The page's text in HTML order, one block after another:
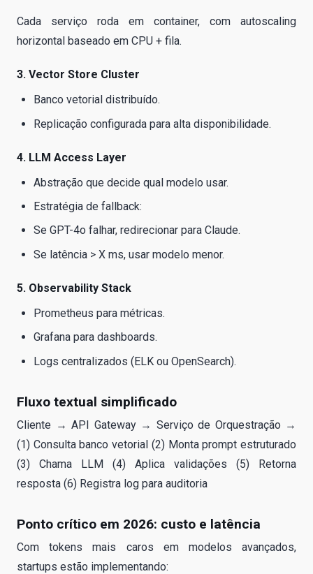
Cada serviço roda em container, com autoscaling
horizontal baseado em CPU + fila.
3. Vector Store Cluster
Banco vetorial distribuído.
Replicação configurada para alta disponibilidade.
4. LLM Access Layer
Abstração que decide qual modelo usar.
Estratégia de fallback:
Se GPT-4o falhar, redirecionar para Claude.
Se latência > X ms, usar modelo menor.
5. Observability Stack
Prometheus para métricas.
Grafana para dashboards.
Logs centralizados (ELK ou OpenSearch).
Fluxo textual simplificado
Cliente → API Gateway → Serviço de Orquestração →
(1) Consulta banco vetorial (2) Monta prompt estruturado
(3) Chama LLM (4) Aplica validações (5) Retorna
resposta (6) Registra log para auditoria
Ponto crítico em 2026: custo e latência
Com tokens mais caros em modelos avançados,
startups estão implementando: